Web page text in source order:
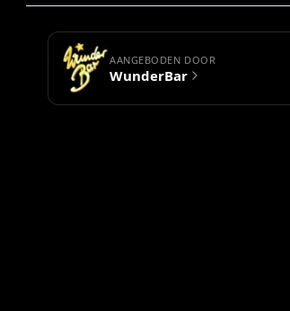
AANGEBODEN DOOR
WunderBar